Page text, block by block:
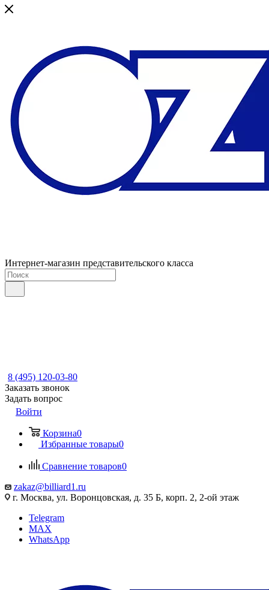
Интернет-магазин представительского класса
8 (495) 120-03-80
Заказать звонок
Задать вопрос
Войти
Корзина0
Избранные товары0
Сравнение товаров0
zakaz@billiard1.ru
г. Москва, ул. Воронцовская, д. 35 Б, корп. 2, 2-ой этаж
Telegram
MAX
WhatsApp